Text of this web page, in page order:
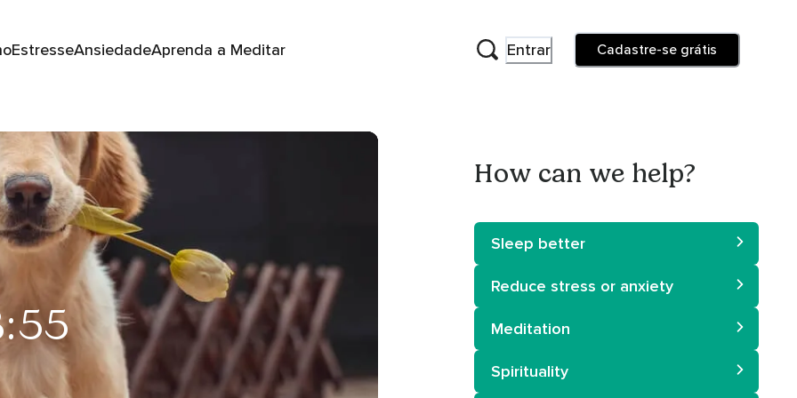
EstresseAnsiedadeAprenda a Meditar Entrar Cadastre-se grátis
How can we help?
Sleep better
Reduce stress or anxiety
Meditation
Spirituality